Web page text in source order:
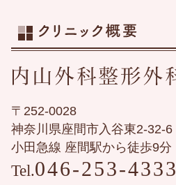
〒252-0028
神奈川県座間市入谷東2-32-6
小田急線 座間駅から徒歩9分
Tel.046-253-4333